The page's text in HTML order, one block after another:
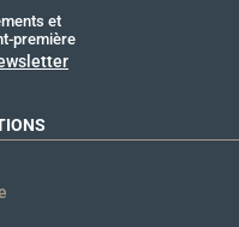
et
première